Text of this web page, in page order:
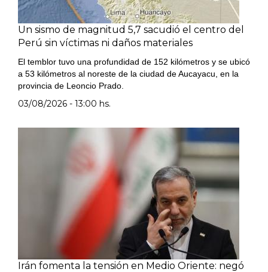
Un sismo de magnitud 5,7 sacudió el centro del
Perú sin víctimas ni daños materiales
El temblor tuvo una profundidad de 152 kilómetros y se ubicó
a 53 kilómetros al noreste de la ciudad de Aucayacu, en la
provincia de Leoncio Prado.
03/08/2026 - 13:00 hs.
Irán fomenta la tensión en Medio Oriente: negó